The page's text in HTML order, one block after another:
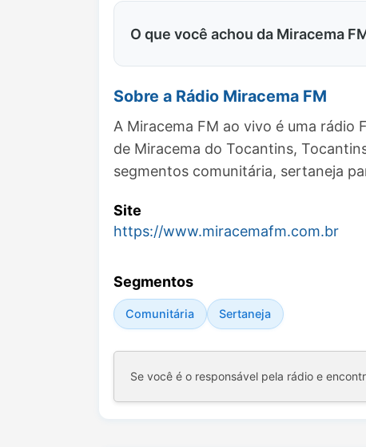
O que você achou da Miracema
Sobre a Rádio Miracema FM
A Miracema FM ao vivo é uma rádio
de Miracema do Tocantins,
segmentos comunitária, sertaneja
Site
https://www.miracemafm.com.br
Segmentos
Comunitária Sertaneja
Se você é o responsável pela rádio e